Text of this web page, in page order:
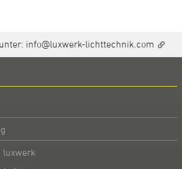
info@luxwerk-lichttechnik.com
luxwerk